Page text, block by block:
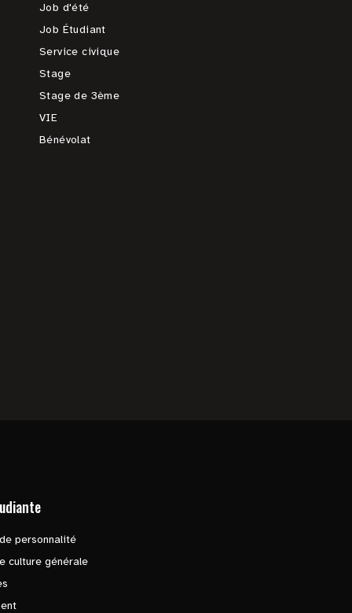
Job d'été
Job Étudiant
Service civique
Stage
Stage de 3ème
VIE
Bénévolat
personnalité
culture générale